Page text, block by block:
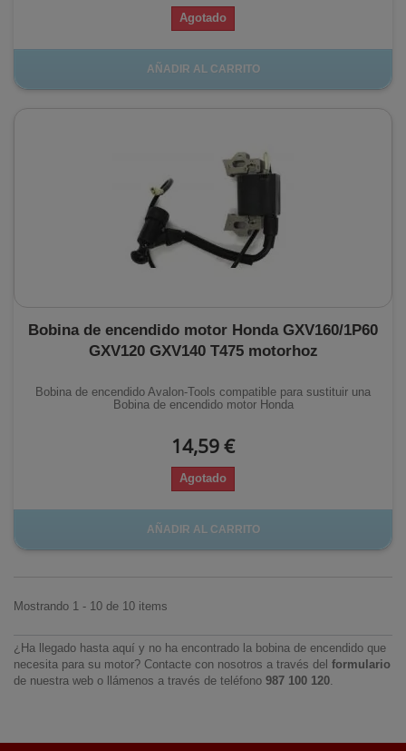
Agotado
AÑADIR AL CARRITO
Bobina de encendido motor Honda GXV160/1P60
GXV120 GXV140 T475 motorhoz
Bobina de encendido Avalon-Tools compatible para sustituir una
Bobina de encendido motor Honda
14,59 €
Agotado
AÑADIR AL CARRITO
Mostrando 1 - 10 de 10 items
¿Ha llegado hasta aquí y no ha encontrado la bobina de encendido que
necesita para su motor? Contacte con nosotros a través del formulario
de nuestra web o llámenos a través de teléfono 987 100 120.